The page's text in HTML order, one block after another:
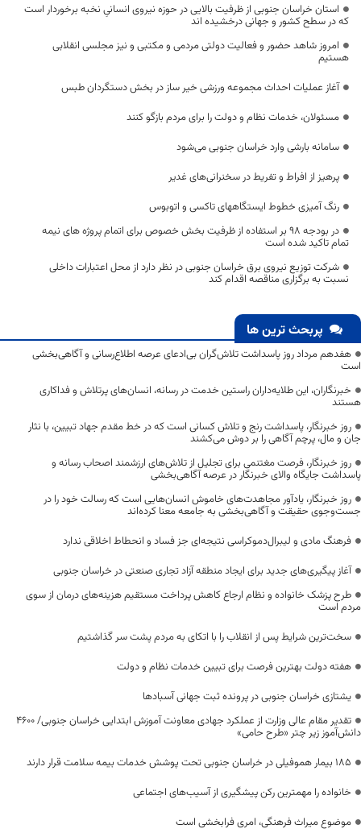
استان خراسان جنوبی از ظرفیت بالایی در حوزه نیروی انسانیِ نخبه برخوردار است
که در سطح کشور و جهانی درخشیده اند
امروز شاهد حضور و فعالیت دولتی مردمی و مکتبی و نیز مجلسی انقلابی
هستیم
آغاز عملیات احداث مجموعه ورزشی خیر ساز در بخش دستگردان طبس
مسئولان، خدمات نظام و دولت را برای مردم بازگو کنند
سامانه بارشی وارد خراسان جنوبی می‌شود
پرهیز از افراط و تفریط در سخنرانی‌های غدیر
رنگ آمیزی خطوط ایستگاههای تاکسی و اتوبوس
در بودجه 98 بر استفاده از ظرفیت بخش خصوص برای اتمام پروژه های نیمه
تمام تاکید شده است
شرکت توزیع نیروی برق خراسان جنوبی در نظر دارد از محل اعتبارات داخلی
نسبت به برگزاری مناقصه اقدام کند
پربحث ترین ها
هفدهم مرداد روز پاسداشت تلاش‌گران بی‌ادعای عرصه اطلاع‌رسانی و آگاهی‌بخشی
است
خبرنگاران، این طلایه‌داران راستین خدمت در رسانه، انسان‌های پرتلاش و فداکاری
هستند
روز خبرنگار، پاسداشت رنج و تلاش کسانی است که در خط مقدم جهاد تبیین، با نثار
جان و مال، پرچم آگاهی را بر دوش می‌کشند
روز خبرنگار، فرصت مغتنمی برای تجلیل از تلاش‌های ارزشمند اصحاب رسانه و
پاسداشت جایگاه والای خبرنگار در عرصه آگاهی‌بخشی
روز خبرنگار، یادآور مجاهدت‌های خاموش انسان‌هایی است که رسالت خود را در
جست‌وجوی حقیقت و آگاهی‌بخشی به جامعه معنا کرده‌اند
فرهنگ مادی و لیبرال‌دموکراسی نتیجه‌ای جز فساد و انحطاط اخلاقی ندارد
آغاز پیگیری‌های جدید برای ایجاد منطقه آزاد تجاری صنعتی در خراسان جنوبی
طرح پزشک خانواده و نظام ارجاع کاهش پرداخت مستقیم هزینه‌های درمان از سوی
مردم است
سخت‌ترین شرایط پس از انقلاب را با اتکای به مردم پشت سر گذاشتیم
هفته دولت بهترین فرصت برای تبیین خدمات نظام و دولت
یشتازی خراسان جنوبی در پرونده ثبت جهانی آسبادها
تقدیر مقام عالی وزارت از عملکرد جهادی معاونت آموزش ابتدایی خراسان جنوبی/ ۴۶۰۰
دانش‌آموز زیر چتر «طرح حامی»
۱۸۵ بیمار هموفیلی در خراسان جنوبی تحت پوشش خدمات بیمه سلامت قرار دارند
خانواده را مهمترین رکن پیشگیری از آسیب‌های اجتماعی
موضوع میراث فرهنگی، امری فرابخشی است